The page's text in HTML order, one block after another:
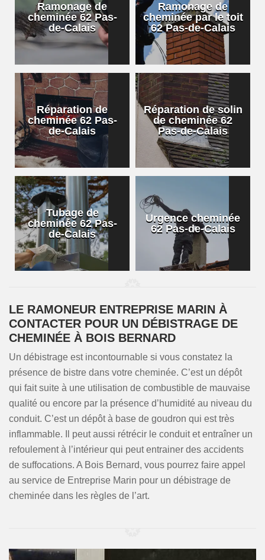
Ramonage de
cheminée 62 Pas-
de-Calais
Ramonage de
cheminée par le toit
62 Pas-de-Calais
Réparation de
cheminée 62 Pas-
de-Calais
Réparation de solin
de cheminée 62
Pas-de-Calais
Tubage de
cheminée 62 Pas-
de-Calais
Urgence cheminée
62 Pas-de-Calais
LE RAMONEUR ENTREPRISE MARIN À
CONTACTER POUR UN DÉBISTRAGE DE
CHEMINÉE À BOIS BERNARD
Un débistrage est incontournable si vous constatez la
présence de bistre dans votre cheminée. C’est un dépôt
qui fait suite à une utilisation de combustible de mauvaise
qualité ou encore par la présence d’humidité au niveau du
conduit. C’est un dépôt à base de goudron qui est très
inflammable. Il peut aussi rétrécir le conduit et entraîner un
refoulement à l’intérieur qui peut entrainer des accidents
de suffocations. A Bois Bernard, vous pourrez faire appel
au service de Entreprise Marin pour un débistrage de
cheminée dans les règles de l’art.